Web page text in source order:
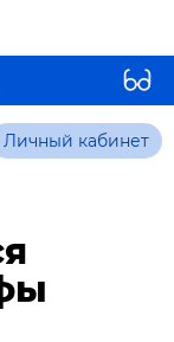
Личный кабинет